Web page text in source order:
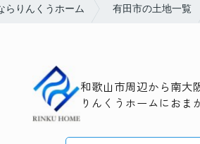
らりんくうホーム 有田市の土地一覧
和歌山市周辺から南大
りんくうホームにおま